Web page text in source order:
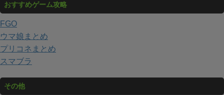
おすすめゲーム攻略
FGO
ウマ娘まとめ
プリコネまとめ
スマブラ
その他